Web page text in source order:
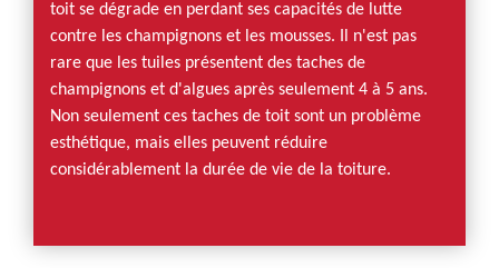
toit se dégrade en perdant ses capacités de lutte
contre les champignons et les mousses. Il n'est pas
rare que les tuiles présentent des taches de
champignons et d'algues après seulement 4 à 5 ans.
Non seulement ces taches de toit sont un problème
esthétique, mais elles peuvent réduire
considérablement la durée de vie de la toiture.